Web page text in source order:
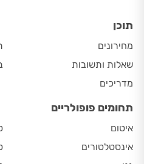
תוכן
מחירונים
שאלות ותשובות
מדריכים
תחומים פופולריים
איטום
אינסטלטורים